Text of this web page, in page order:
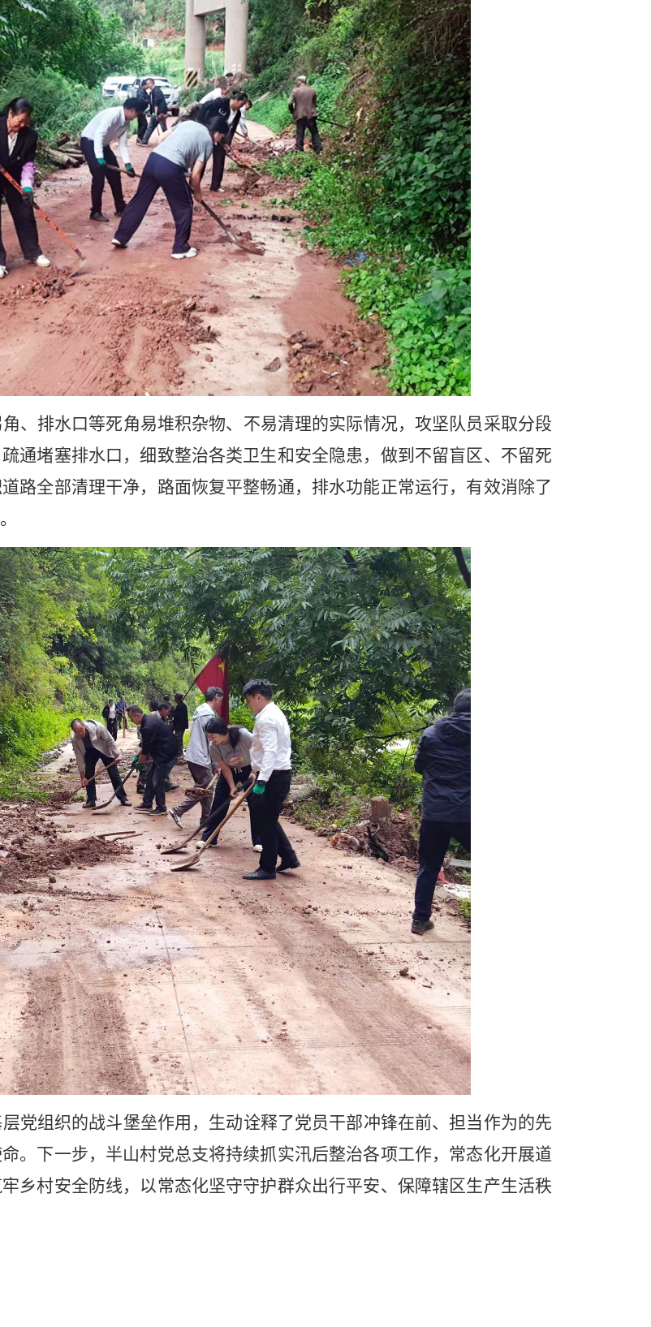
、排水口等死角易堆积杂物、不易清理的实际情况，攻坚队员采取分段
通堵塞排水口，细致整治各类卫生和安全隐患，做到不留盲区、不留死
路全部清理干净，路面恢复平整畅通，排水功能正常运行，有效消除了
党组织的战斗堡垒作用，生动诠释了党员干部冲锋在前、担当作为的先
。下一步，半山村党总支将持续抓实汛后整治各项工作，常态化开展道
乡村安全防线，以常态化坚守守护群众出行平安、保障辖区生产生活秩